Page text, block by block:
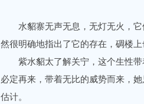
水貂寨无声无息，无灯无火，它
然很明确地指出了它的存在，碉楼上
紫水貂太了解关宁，这个生性带
必定再来，带着无比的威势而来，
估计。